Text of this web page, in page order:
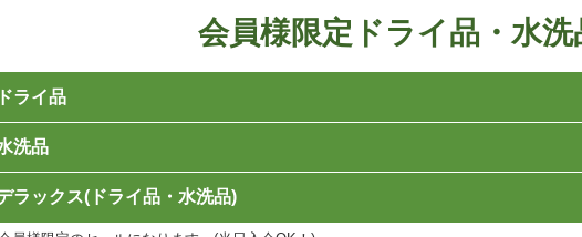
会員様限定ドライ品・水
ドライ品
洗品
ラックス(ドライ品・水洗品)